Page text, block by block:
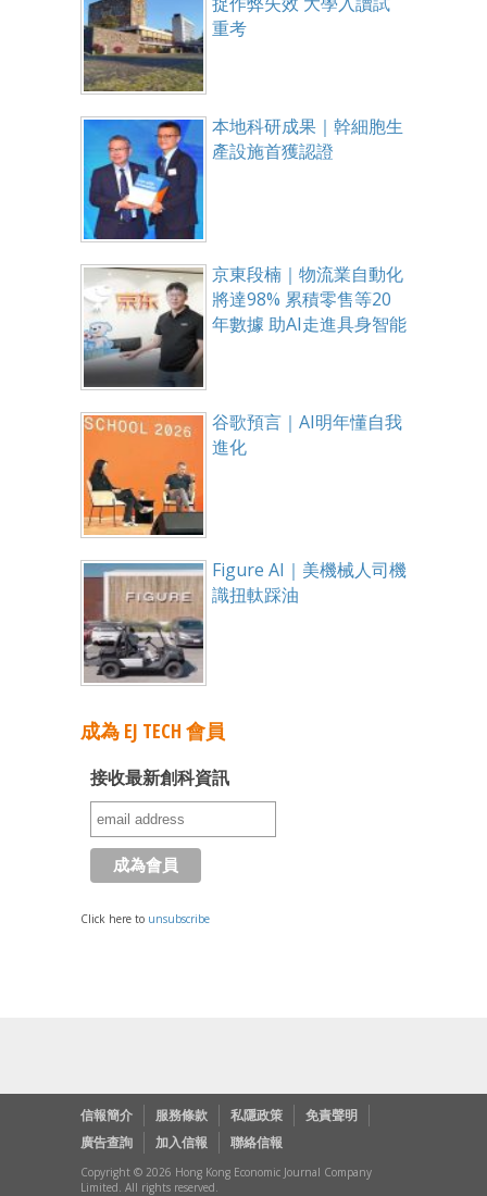
重考
本地科研成果｜幹細胞生
產設施首獲認證
京東段楠｜物流業自動化
將達98% 累積零售等20
年數據 助AI走進具身智能
谷歌預言｜AI明年懂自我
進化
Figure AI｜美機械人司機
識扭軚踩油
成為 EJ TECH 會員
接收最新創科資訊
Click here to unsubscribe
信報簡介 服務條款 私隱政策
免責聲明
廣告查詢
加入信報 聯絡信報
Copyright © 2026 Hong Kong Economic Journal Company
Limited. All rights reserved.